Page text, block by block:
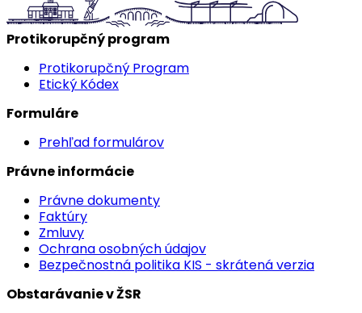
Protikorupčný program
Protikorupčný Program
Etický Kódex
Formuláre
Prehľad formulárov
Právne informácie
Právne dokumenty
Faktúry
Zmluvy
Ochrana osobných údajov
Bezpečnostná politika KIS - skrátená verzia
Obstarávanie v ŽSR